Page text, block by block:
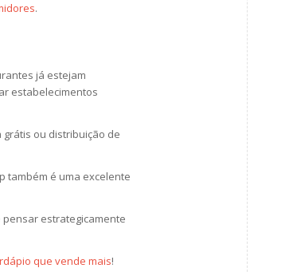
.
já estejam
estabelecimentos
ou distribuição de
também é uma excelente
pensar estrategicamente
que vende mais!